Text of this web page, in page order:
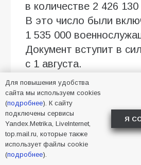
в количестве 2 426
В это число были
1 535 000
Документ вступит в
с 1 августа.
Фото сгенерировано ИИ.
,депутаты
мобилизация
Украина
Для повышения удобства
сайта мы используем cookies
(подробнее). К сайту
подключены сервисы
Yandex.Metrika, LiveInternet,
top.mail.ru, которые также
использует файлы cookie
(подробнее).
Я